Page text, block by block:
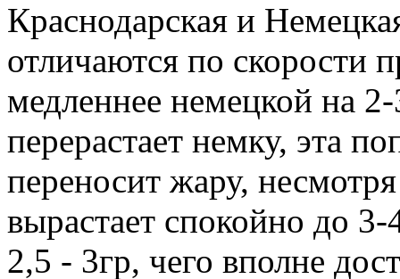
Краснодарская и
отличаются по скорости
медленнее немецкой на
перерастает немку, эта
переносит жару,
вырастает спокойно до
2,5 - 3гр, чего вполне